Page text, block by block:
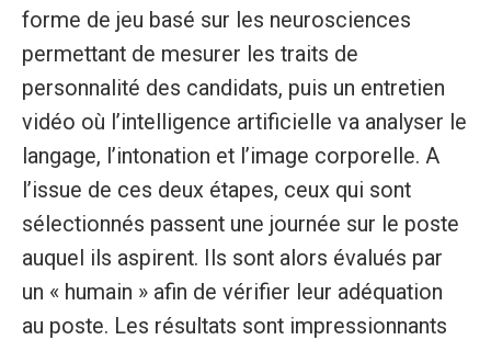
forme de jeu basé sur les neurosciences
permettant de mesurer les traits de
personnalité des candidats, puis un entretien
vidéo où l’intelligence artificielle va analyser le
langage, l’intonation et l’image corporelle. A
l’issue de ces deux étapes, ceux qui sont
sélectionnés passent une journée sur le poste
auquel ils aspirent. Ils sont alors évalués par
un « humain » afin de vérifier leur adéquation
au poste. Les résultats sont impressionnants